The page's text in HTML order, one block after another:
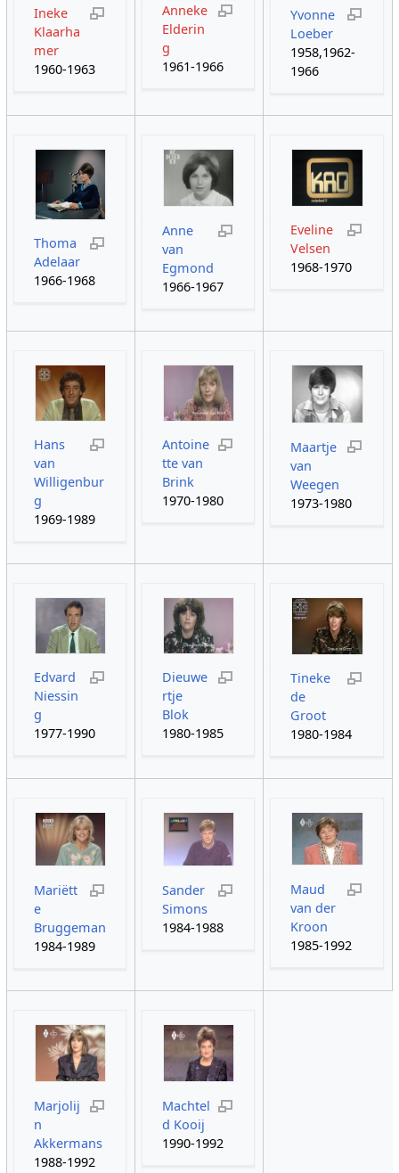
Ineke
Klaarha
mer
1960-1963
Anneke
Elderin
g
1961-1966
Yvonne
Loeber
1958,1962-
1966
Thoma
Adelaar
1966-1968
Anne
van
Egmond
1966-1967
Eveline
Velsen
1968-1970
Hans
van
Willigenbur
g
1969-1989
Antoine
tte van
Brink
1970-1980
Maartje
van
Weegen
1973-1980
Edvard
Niessin
g
1977-1990
Dieuwe
rtje
Blok
1980-1985
Tineke
de
Groot
1980-1984
Mariëtt
e
Bruggeman
1984-1989
Sander
Simons
1984-1988
Maud
van der
Kroon
1985-1992
Marjolij
n
Akkermans
1988-1992
Machtel
d Kooij
1990-1992